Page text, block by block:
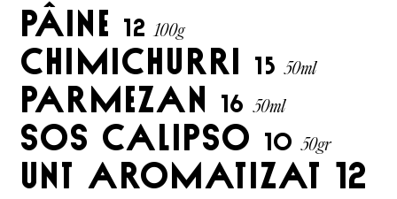
pâine 12100g
chimichurri 1550ml
parmezan 1650ml
sos calipso 1050gr
unt aromatizat 12